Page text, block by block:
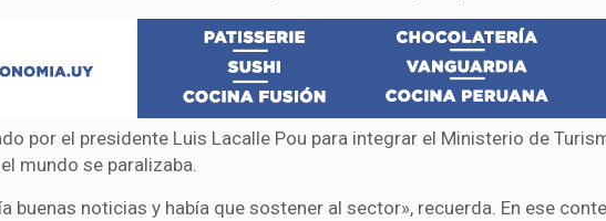
por el presidente Luis Lacalle Pou para integrar el Ministerio de
mundo se paralizaba.
buenas noticias y había que sostener al sector», recuerda. En ese